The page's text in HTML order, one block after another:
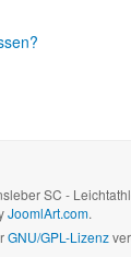
SC -
JoomlArt.com.
GNU/GPL-Lizenz